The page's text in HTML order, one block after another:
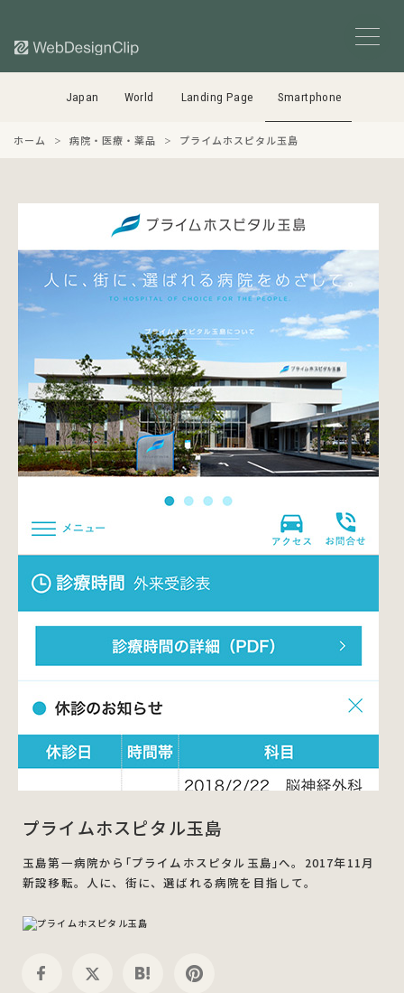
Japan World Landing Page Smartphone
ホーム 病院・医療・薬品 プライムホスピタル玉島
プライムホスピタル玉島
玉島第一病院から｢プライムホスピタル玉島｣へ。2017年11月
新設移転。人に、街に、選ばれる病院を目指して。